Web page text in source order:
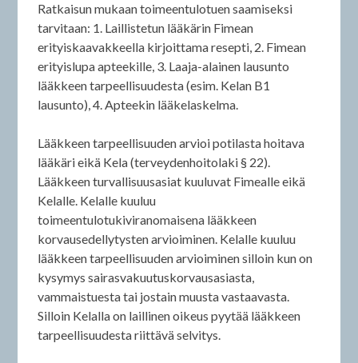
Ratkaisun mukaan toimeentulotuen saamiseksi
tarvitaan: 1. Laillistetun lääkärin Fimean
erityiskaavakkeella kirjoittama resepti, 2. Fimean
erityislupa apteekille, 3. Laaja-alainen lausunto
lääkkeen tarpeellisuudesta (esim. Kelan B1
lausunto), 4. Apteekin lääkelaskelma.
Lääkkeen tarpeellisuuden arvioi potilasta hoitava
lääkäri eikä Kela (terveydenhoitolaki § 22).
Lääkkeen turvallisuusasiat kuuluvat Fimealle eikä
Kelalle. Kelalle kuuluu
toimeentulotukiviranomaisena lääkkeen
korvausedellytysten arvioiminen. Kelalle kuuluu
lääkkeen tarpeellisuuden arvioiminen silloin kun on
kysymys sairasvakuutuskorvausasiasta,
vammaistuesta tai jostain muusta vastaavasta.
Silloin Kelalla on laillinen oikeus pyytää lääkkeen
tarpeellisuudesta riittävä selvitys.